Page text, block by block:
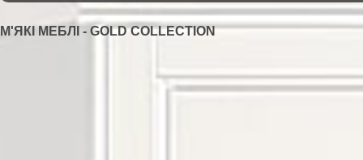
М'ЯКІ МЕБЛІ - GOLD COLLECTION